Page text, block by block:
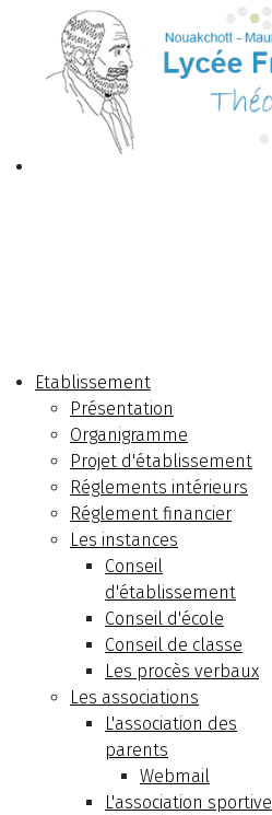
Etablissement
Présentation
Organigramme
Projet d'établissement
Réglements intérieurs
Réglement financier
Les instances
Conseil
d'établissement
Conseil d'école
Conseil de classe
Les procès verbaux
Les associations
L'association des
parents
Webmail
L'association sportive